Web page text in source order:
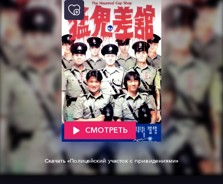
СМОТРЕТЬ
Скачать «Полицейский участок с привидениями»